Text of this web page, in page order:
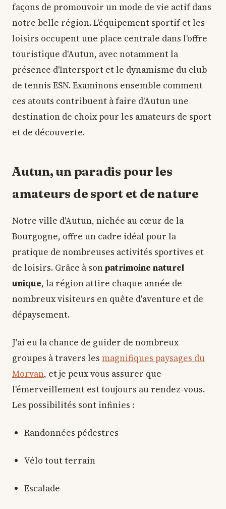
façons de promouvoir un mode de vie actif dans
notre belle région. L'équipement sportif et les
loisirs occupent une place centrale dans l'offre
touristique d'Autun, avec notamment la
présence d'Intersport et le dynamisme du club
de tennis ESN. Examinons ensemble comment
ces atouts contribuent à faire d'Autun une
destination de choix pour les amateurs de sport
et de découverte.
Autun, un paradis pour les
amateurs de sport et de nature
Notre ville d'Autun, nichée au cœur de la
Bourgogne, offre un cadre idéal pour la
pratique de nombreuses activités sportives et
de loisirs. Grâce à sonpatrimoine naturel
unique, la région attire chaque année de
nombreux visiteurs en quête d'aventure et de
dépaysement.
J'ai eu la chance de guider de nombreux
groupes à travers les magnifiques paysages du
Morvan, et je peux vous assurer que
l'émerveillement est toujours au rendez-vous.
Les possibilités sont infinies :
Randonnées pédestres
Vélo tout terrain
Escalade